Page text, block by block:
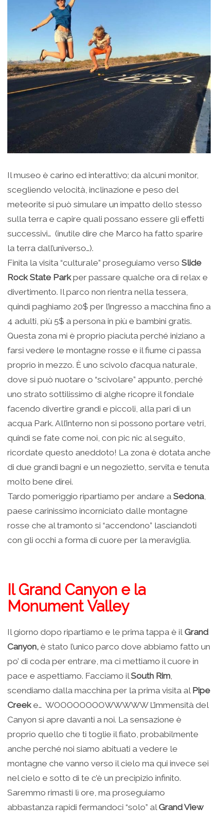
Il museo è carino ed interattivo; da alcuni monitor,
scegliendo velocità, inclinazione e peso del
meteorite si può simulare un impatto dello stesso
sulla terra e capire quali possano essere gli effetti
successivi… (inutile dire che Marco ha fatto sparire
la terra dall’universo…).
Finita la visita “culturale” proseguiamo verso Slide
Rock State Parkper passare qualche ora di relax e
divertimento. Il parco non rientra nella tessera,
quindi paghiamo 20$ per l’ingresso a macchina fino a
4 adulti, più 5$ a persona in più e bambini gratis.
Questa zona mi è proprio piaciuta perché iniziano a
farsi vedere le montagne rosse e il fiume ci passa
proprio in mezzo. È uno scivolo d’acqua naturale,
dove si può nuotare o “scivolare” appunto, perché
uno strato sottilissimo di alghe ricopre il fondale
facendo divertire grandi e piccoli, alla pari di un
acqua Park. All’interno non si possono portare vetri,
quindi se fate come noi, con pic nic al seguito,
ricordate questo aneddoto! La zona è dotata anche
di due grandi bagni e un negozietto, servita e tenuta
molto bene direi.
Tardo pomeriggio ripartiamo per andare a Sedona,
paese carinissimo incorniciato dalle montagne
rosse che al tramonto si “accendono” lasciandoti
con gli occhi a forma di cuore per la meraviglia.
Il Grand Canyon e la
Monument Valley
Il giorno dopo ripartiamo e le prima tappa è il Grand
Canyon, è stato l’unico parco dove abbiamo fatto un
po’ di coda per entrare, ma ci mettiamo il cuore in
pace e aspettiamo. Facciamo ilSouth Rim,
scendiamo dalla macchina per la prima visita al Pipe
Creeke… WOOOOOOOOWWWWW L’immensità del
Canyon si apre davanti a noi. La sensazione è
proprio quello che ti toglie il fiato, probabilmente
anche perché noi siamo abituati a vedere le
montagne che vanno verso il cielo ma qui invece sei
nel cielo e sotto di te c’è un precipizio infinito.
Saremmo rimasti lì ore, ma proseguiamo
abbastanza rapidi fermandoci “solo” alGrand View